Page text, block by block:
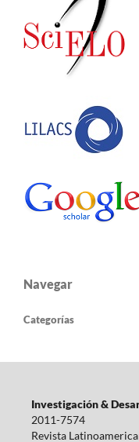
Navegar
Categorías
Investigación &
2011-7574
Revista